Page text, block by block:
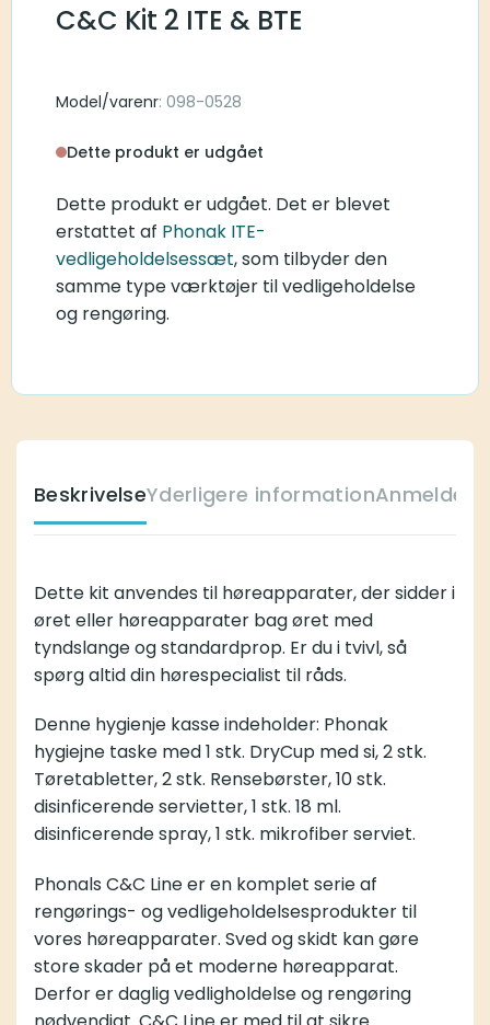
C&C Kit 2 ITE & BTE
Model/varenr: 098-0528
Dette produkt er udgået
Dette produkt er udgået. Det er blevet
erstattet af Phonak ITE-
vedligeholdelsessæt, som tilbyder den
samme type værktøjer til vedligeholdelse
og rengøring.
BeskrivelseYderligere information
Dette kit anvendes til høreapparater, der sidder i
øret eller høreapparater bag øret med
tyndslange og standardprop. Er du i tvivl, så
spørg altid din hørespecialist til råds.
Denne hygienje kasse indeholder: Phonak
hygiejne taske med 1 stk. DryCup med si, 2 stk.
Tøretabletter, 2 stk. Rensebørster, 10 stk.
disinficerende servietter, 1 stk. 18 ml.
disinficerende spray, 1 stk. mikrofiber serviet.
Phonals C&C Line er en komplet serie af
rengørings- og vedligeholdelsesprodukter til
vores høreapparater. Sved og skidt kan gøre
store skader på et moderne høreapparat.
Derfor er daglig vedligholdelse og rengøring